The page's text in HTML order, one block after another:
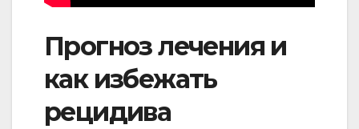
Прогноз лечения и
как избежать
рецидива